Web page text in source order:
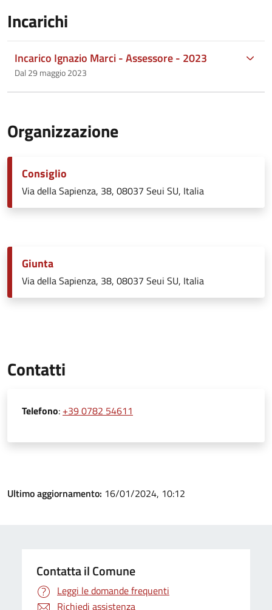
Incarichi
Incarico Ignazio Marci - Assessore - 2023
Dal 29 maggio 2023
Organizzazione
Consiglio
Via della Sapienza, 38, 08037 Seui SU, Italia
Giunta
Via della Sapienza, 38, 08037 Seui SU, Italia
Contatti
Telefono: +39 0782 54611
Ultimo aggiornamento: 16/01/2024, 10:12
Contatta il Comune
Leggi le domande frequenti
Richiedi assistenza